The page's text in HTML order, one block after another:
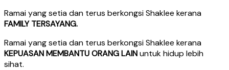
Ramai yang setia dan terus berkongsi Shaklee kerana
FAMILY TERSAYANG.
Ramai yang setia dan terus berkongsi Shaklee kerana
KEPUASAN MEMBANTU ORANG LAINuntuk hidup lebih
sihat.